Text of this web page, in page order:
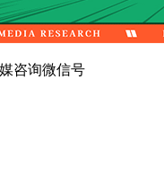
咨询微信号